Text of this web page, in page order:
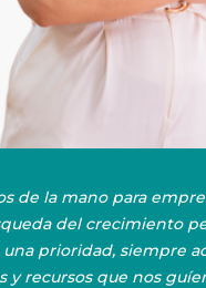
de la mano para
del crecimiento
prioridad, siempre
y recursos que nos